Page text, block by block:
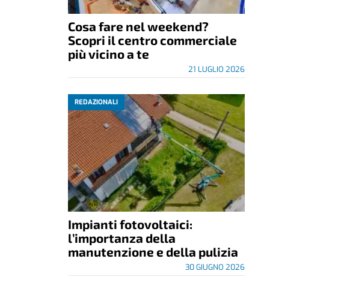
Cosa fare nel weekend?
Scopri il centro commerciale
più vicino a te
21 LUGLIO 2026
REDAZIONALI
Impianti fotovoltaici:
l’importanza della
manutenzione e della pulizia
30 GIUGNO 2026